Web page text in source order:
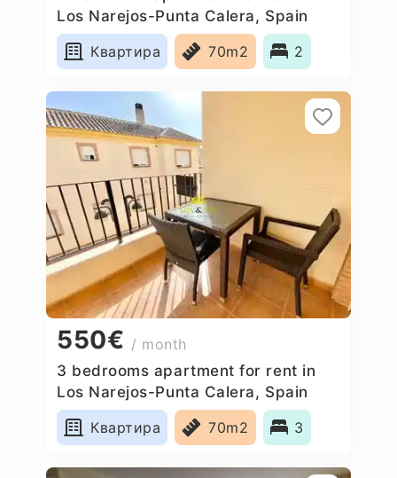
Los Narejos-Punta Calera, Spain
Квартира
70m2 2
550€ / month
3 bedrooms apartment for rent in
Los Narejos-Punta Calera, Spain
Квартира
70m2 3